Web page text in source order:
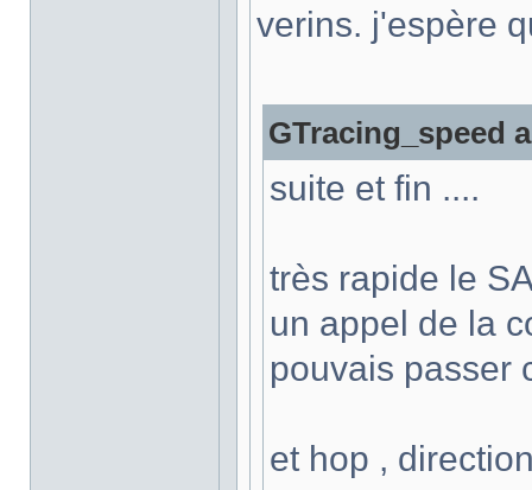
verins. j'espère
GTracing_speed
suite et fin ....
très rapide le
un appel de la
pouvais passer
et hop ,